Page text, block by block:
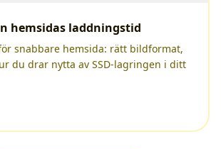
hemsidas laddningstid
snabbare hemsida: rätt bildformat,
du drar nytta av SSD-lagringen i ditt